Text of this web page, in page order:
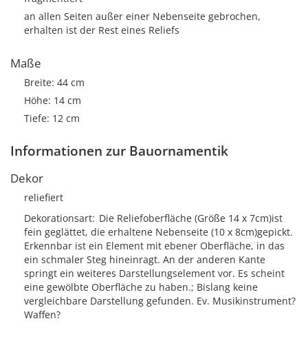
an allen Seiten außer einer Nebenseite gebrochen,
erhalten ist der Rest eines Reliefs
Maße
Breite: 44 cm
Höhe: 14 cm
Tiefe: 12 cm
Informationen zur Bauornamentik
Dekor
reliefiert
Dekorationsart Die Reliefoberfläche (Größe 14 x 7cm)ist
fein geglättet, die erhaltene Nebenseite (10 x 8cm)gepickt.
Erkennbar ist ein Element mit ebener Oberfläche, in das
ein schmaler Steg hineinragt. An der anderen Kante
springt ein weiteres Darstellungselement vor. Es scheint
eine gewölbte Oberfläche zu haben.; Bislang keine
vergleichbare Darstellung gefunden. Ev. Musikinstrument?
Waffen?